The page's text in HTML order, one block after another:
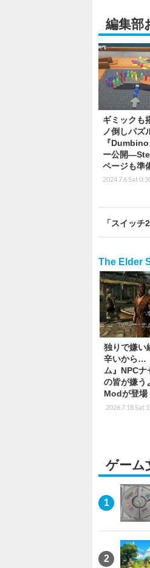
編集部
ギミックも
ノ倒しパズ
『
ー公開
ページも準
2024.7.6 Sat
「スイッ
The Elder
独りで嫌い
辛いから…
ム』NPCナ
の皆が嫌う
Modが登場
2026.7.18 Sat
ゲーム